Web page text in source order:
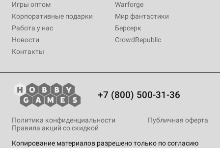
Игры оптом
Корпоративные подарки
Работа у нас
Новости
Контакты
Warforge
Мир фантастики
Берсерк
CrowdRepublic
+7 (800) 500-31-36
Копирование материалов разрешено только по согласию
Политика конфиденциальности
Публичная оферта
Правила акций со скидкой